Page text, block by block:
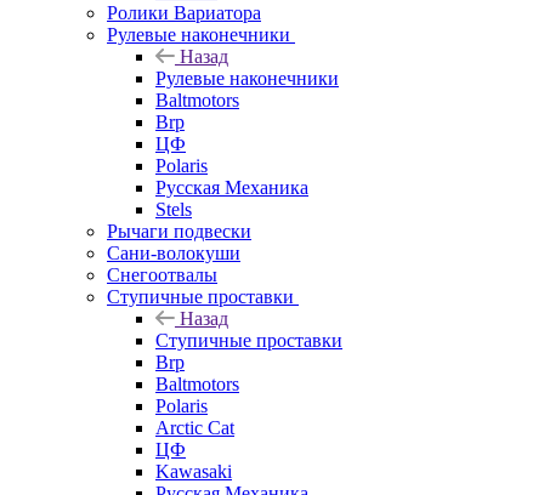
Ролики Вариатора
Рулевые наконечники
Назад
Рулевые наконечники
Baltmotors
Brp
ЦФ
Polaris
Русская Механика
Stels
Рычаги подвески
Сани-волокуши
Снегоотвалы
Ступичные проставки
Назад
Ступичные проставки
Brp
Baltmotors
Polaris
Arctic Cat
ЦФ
Kawasaki